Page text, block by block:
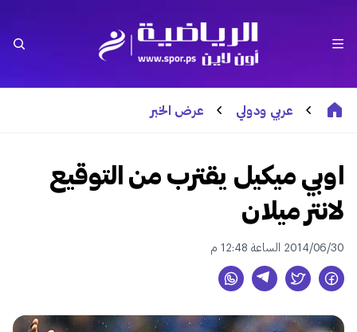
عربي ودولي عرض الخبر
اوبي ميكيل يقترب من التوقيع
لانتر ميلان
2014/06/30 الساعة 12:48 م